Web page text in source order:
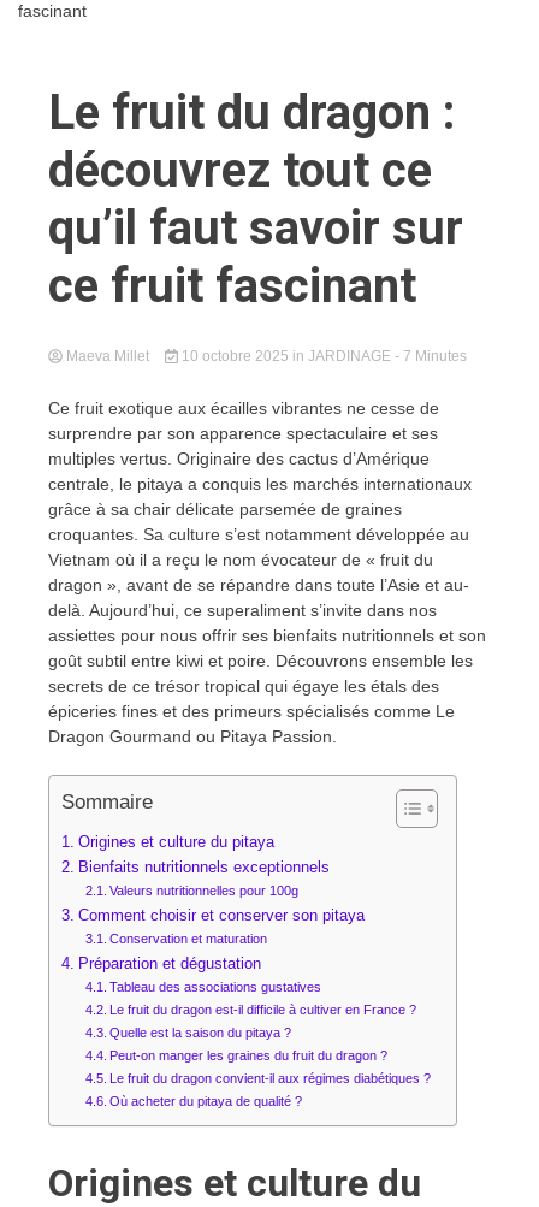
fascinant
Le fruit du dragon :
découvrez tout ce
qu’il faut savoir sur
ce fruit fascinant
Maeva Millet 10 octobre 2025 in JARDINAGE - 7 Minutes
Ce fruit exotique aux écailles vibrantes ne cesse de
surprendre par son apparence spectaculaire et ses
multiples vertus. Originaire des cactus d’Amérique
centrale, le pitaya a conquis les marchés internationaux
grâce à sa chair délicate parsemée de graines
croquantes. Sa culture s’est notamment développée au
Vietnam où il a reçu le nom évocateur de « fruit du
dragon », avant de se répandre dans toute l’Asie et au-
delà. Aujourd’hui, ce superaliment s’invite dans nos
assiettes pour nous offrir ses bienfaits nutritionnels et son
goût subtil entre kiwi et poire. Découvrons ensemble les
secrets de ce trésor tropical qui égaye les étals des
épiceries fines et des primeurs spécialisés comme Le
Dragon Gourmand ou Pitaya Passion.
Sommaire
Origines et culture du pitaya
Bienfaits nutritionnels exceptionnels
Valeurs nutritionnelles pour 100g
Comment choisir et conserver son pitaya
Conservation et maturation
Préparation et dégustation
Tableau des associations gustatives
Le fruit du dragon est-il difficile à cultiver en France ?
Quelle est la saison du pitaya ?
Peut-on manger les graines du fruit du dragon ?
Le fruit du dragon convient-il aux régimes diabétiques ?
Où acheter du pitaya de qualité ?
Origines et culture du